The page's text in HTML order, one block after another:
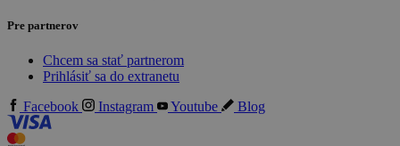
Pre partnerov
Chcem sa stať partnerom
Prihlásiť sa do extranetu
Facebook
Instagram Youtube Blog